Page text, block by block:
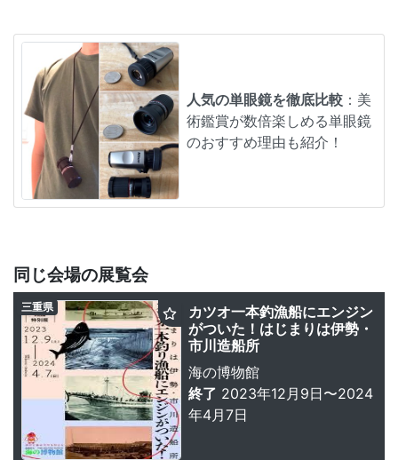
人気の単眼鏡を徹底比較 ：美
術鑑賞が数倍楽しめる単眼鏡
のおすすめ理由も紹介！
同じ会場の展覧会
カツオ一本釣漁船にエンジン
がついた！はじまりは伊勢・
市川造船所
海の博物館
終了 2023年12月9日〜2024
年4月7日
三重県